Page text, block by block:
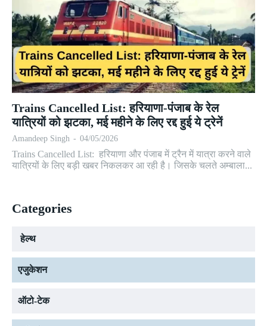
Trains Cancelled List: हरियाणा-पंजाब के रेल
यात्रियों को झटका, मई महीने के लिए रद्द हुई ये ट्रेनें
Amandeep Singh - 04/05/2026
Trains Cancelled List: हरियाणा और पंजाब में ट्रैन में यात्रा करने वाले
यात्रियों के लिए बड़ी खबर निकलकर आ रही है। जिसके चलते अम्बाला...
Categories
हेल्थ
एजुकेशन
ऑटो-टेक